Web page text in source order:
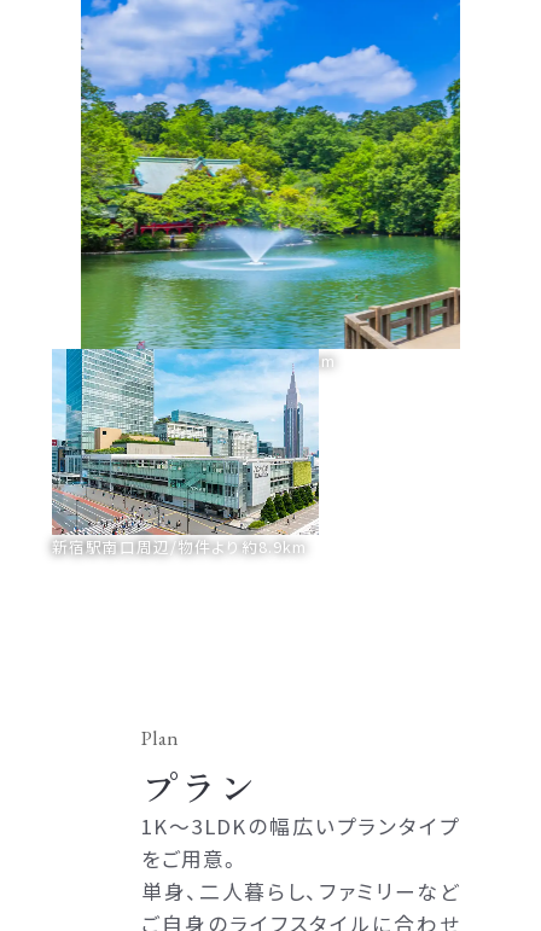
井の頭恩賜公園/物件より約4.2km
新宿駅南口周辺/物件より約8.9km
プラン
1K～3LDKの幅広いプランタイプ
をご用意。
単身、二人暮らし、ファミリーなど
ご自身のライフスタイルに合わせ